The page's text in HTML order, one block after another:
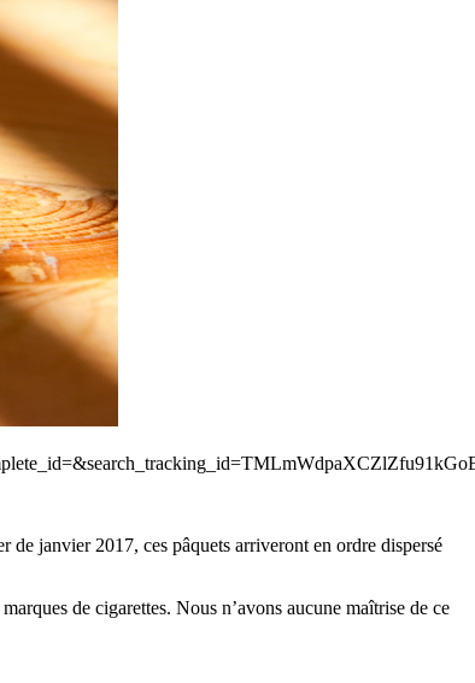
janvier 2017, ces pâquets arriveront en ordre dispersé
de cigarettes. Nous n’avons aucune maîtrise de ce